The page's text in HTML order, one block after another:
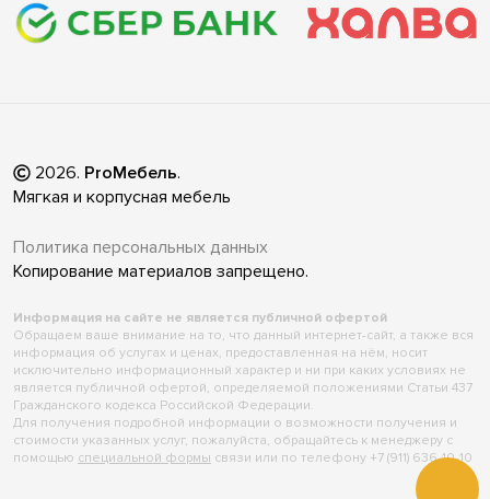
2026. ProМебель.
Мягкая и корпусная мебель
Политика персональных данных
Копирование материалов запрещено.
Информация на сайте не является публичной офертой
Обращаем ваше внимание на то, что данный интернет-сайт, а также вся
информация об услугах и ценах, предоставленная на нём, носит
исключительно информационный характер и ни при каких условиях не
является публичной офертой, определяемой положениями Статьи 437
Гражданского кодекса Российской Федерации.
Для получения подробной информации о возможности получения и
стоимости указанных услуг, пожалуйста, обращайтесь к менеджеру с
помощью специальной формы связи или по телефону +7 (911) 636-10-10